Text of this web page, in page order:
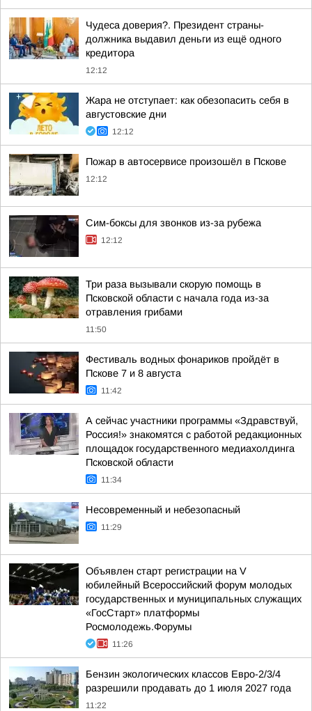
Чудеса доверия?. Президент страны-
должника выдавил деньги из ещё одного
кредитора
12:12
Жара не отступает: как обезопасить себя в
августовские дни
12:12
Пожар в автосервисе произошёл в Пскове
12:12
Сим-боксы для звонков из-за рубежа
12:12
Три раза вызывали скорую помощь в
Псковской области с начала года из-за
отравления грибами
11:50
Фестиваль водных фонариков пройдёт в
Пскове 7 и 8 августа
11:42
А сейчас участники программы «Здравствуй,
Россия!» знакомятся с работой редакционных
площадок государственного медиахолдинга
Псковской области
11:34
Несовременный и небезопасный
11:29
Объявлен старт регистрации на V
юбилейный Всероссийский форум молодых
государственных и муниципальных служащих
«ГосСтарт» платформы
Росмолодежь.Форумы
11:26
Бензин экологических классов Евро-2/3/4
разрешили продавать до 1 июля 2027 года
11:22